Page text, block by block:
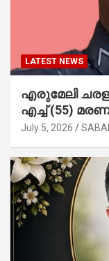
LATEST NEWS
എരുമേലി ചരള
എച്ച് (55)
July 5, 2026